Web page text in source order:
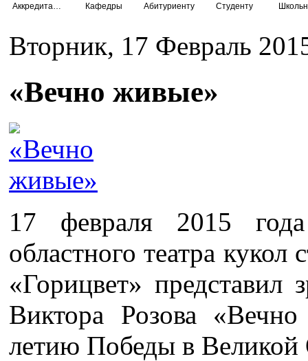
Кафедры Абитуриенту Студенту
Вторник, 17 Февраль
«Вечно живые»
17 февраля 2015
областного театра кукол
«Горицвет» представил
Виктора Розова
летию Победы в Великой